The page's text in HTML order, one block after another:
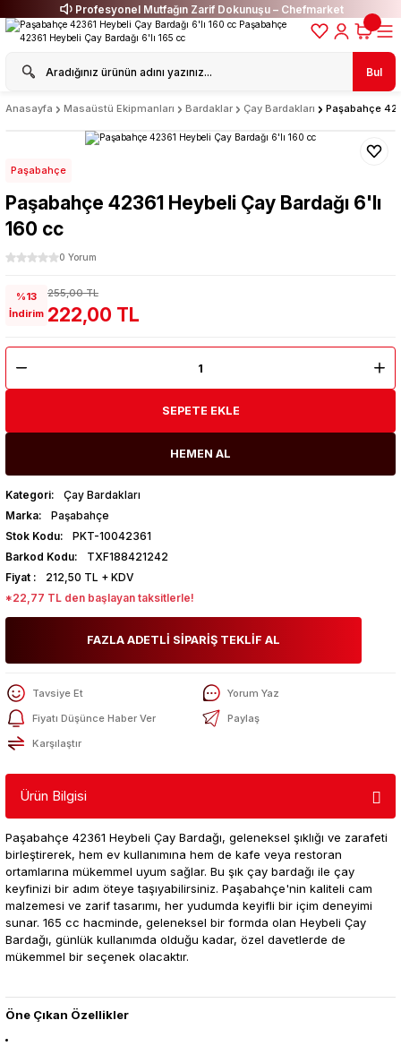
Profesyonel Mutfağın Zarif Dokunuşu – Chefmarket
Bul
Anasayfa Masaüstü Ekipmanları Bardaklar Çay Bardakları Paşabahçe
Paşabahçe
Paşabahçe 42361 Heybeli Çay Bardağı 6'lı
160 cc
0 Yorum
%13
İndirim
255,00 TL
222,00 TL
SEPETE EKLE
HEMEN AL
Kategori
Çay Bardakları
Marka
Paşabahçe
Stok Kodu
PKT-10042361
Barkod Kodu
TXF188421242
Fiyat
212,50 TL + KDV
*22,77 TL den başlayan taksitlerle!
FAZLA ADETLİ SİPARİŞ TEKLİF AL
Tavsiye Et
Yorum Yaz
Fiyatı Düşünce Haber Ver
Paylaş
Karşılaştır
Ürün Bilgisi
Paşabahçe 42361 Heybeli Çay Bardağı, geleneksel şıklığı ve zarafeti
birleştirerek, hem ev kullanımına hem de kafe veya restoran
ortamlarına mükemmel uyum sağlar. Bu şık çay bardağı ile çay
keyfinizi bir adım öteye taşıyabilirsiniz. Paşabahçe'nin kaliteli cam
malzemesi ve zarif tasarımı, her yudumda keyifli bir içim deneyimi
sunar. 165 cc hacminde, geleneksel bir formda olan Heybeli Çay
Bardağı, günlük kullanımda olduğu kadar, özel davetlerde de
mükemmel bir seçenek olacaktır.
Öne Çıkan Özellikler